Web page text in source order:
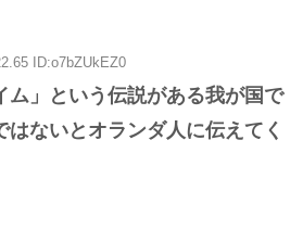
ID:o7bZUkEZ0
ム」という伝説がある我が国で
はないとオランダ人に伝えてく